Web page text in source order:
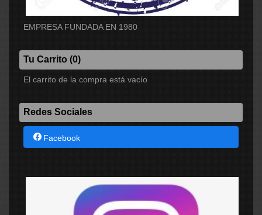
EMPRESA FUNDADA EN 1980
Tu Carrito (0)
El carrito de la compra está vacío
Redes Sociales
Facebook